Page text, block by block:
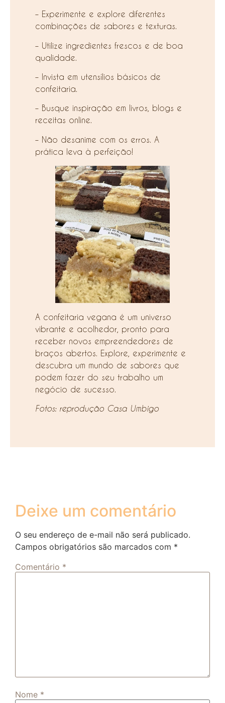
– Experimente e explore diferentes
combinações de sabores e texturas.
– Utilize ingredientes frescos e de boa
qualidade.
– Invista em utensílios básicos de
confeitaria.
– Busque inspiração em livros, blogs e
receitas online.
– Não desanime com os erros. A
prática leva à perfeição!
A confeitaria vegana é um universo
vibrante e acolhedor, pronto para
receber novos empreendedores de
braços abertos. Explore, experimente e
descubra um mundo de sabores que
podem fazer do seu trabalho um
negócio de sucesso.
Fotos: reprodução Casa Umbigo
Deixe um comentário
O seu endereço de e-mail não será publicado.
Campos obrigatórios são marcados com *
Comentário *
Nome *